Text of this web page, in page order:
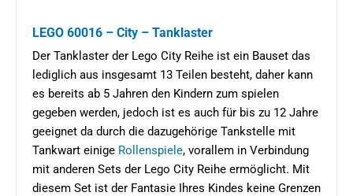
LEGO 60016 – City – Tanklaster
Der Tanklaster der Lego City Reihe ist ein Bauset das
lediglich aus insgesamt 13 Teilen besteht, daher kann
es bereits ab 5 Jahren den Kindern zum spielen
gegeben werden, jedoch ist es auch für bis zu 12 Jahre
geeignet da durch die dazugehörige Tankstelle mit
Tankwart einige Rollenspiele, vorallem in Verbindung
mit anderen Sets der Lego City Reihe ermöglicht. Mit
diesem Set ist der Fantasie Ihres Kindes keine Grenzen